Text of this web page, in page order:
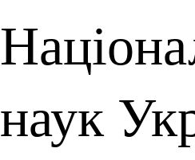
наук